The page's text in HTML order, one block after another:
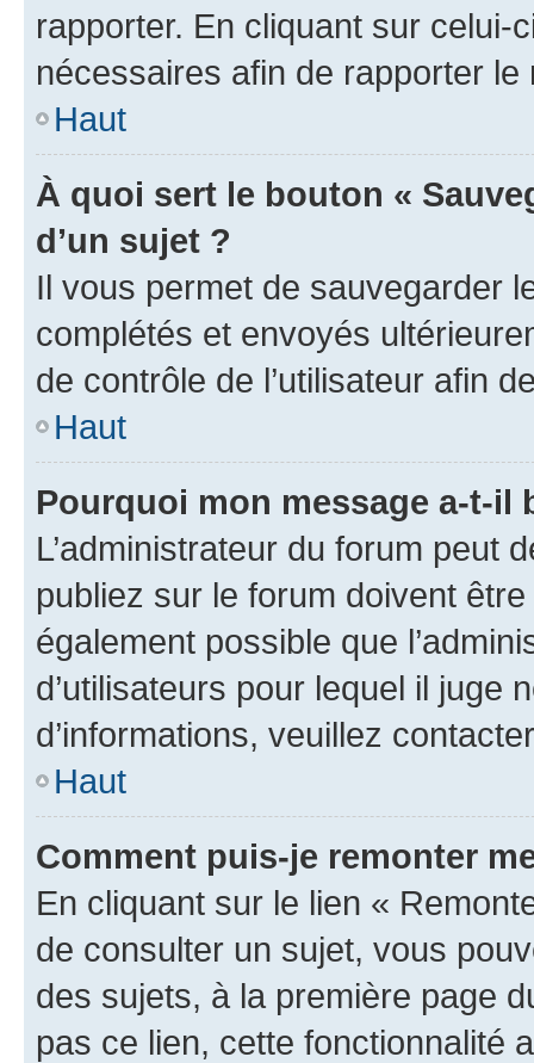
rapporter. En cliquant sur
nécessaires afin de rapporter le
Haut
À quoi sert le bouton «
d’un sujet ?
Il vous permet de sauvegarder
complétés et envoyés
de contrôle de l’utilisateur afin
Haut
Pourquoi mon message a-t-il
L’administrateur du forum peut
publiez sur le forum doivent
également possible que
d’utilisateurs pour lequel il juge
d’informations, veuillez
Haut
Comment puis-je remonter
En cliquant sur le lien «
de consulter un sujet, vous
des sujets, à la première page
pas ce lien, cette fonctionnalité